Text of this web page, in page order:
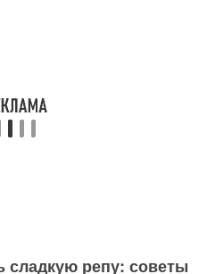
сладкую репу: советы